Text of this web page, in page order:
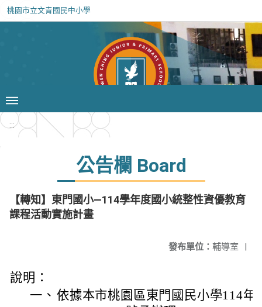
桃園市立文青國民中小學
:::
公告欄 Board
【轉知】東門國小—114學年度國小統整性資優教育
課程活動實施計畫
發布單位： 輔導室 |
說明：
一、 依據本市桃園區東門國民小學114年